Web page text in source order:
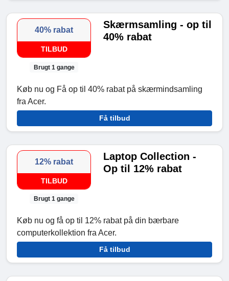
40% rabat
TILBUD
Brugt 1 gange
Skærmsamling - op til
40% rabat
Køb nu og Få op til 40% rabat på skærmindsamling
fra Acer.
Få tilbud
12% rabat
TILBUD
Brugt 1 gange
Laptop Collection -
Op til 12% rabat
Køb nu og få op til 12% rabat på din bærbare
computerkollektion fra Acer.
Få tilbud